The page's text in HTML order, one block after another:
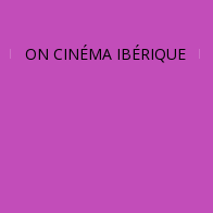
ON CINÉMA IBÉRIQUE